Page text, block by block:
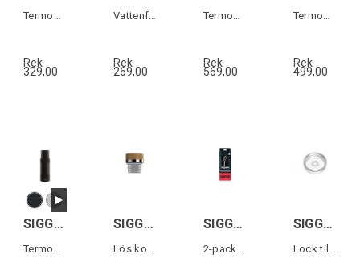
Termos-mugg i rostfritt stål
Rek
329,00
Vattenflaska i aluminium
Rek
269,00
Termos i rostfritt stål
Rek
569,00
Termos i rostfritt stål
Rek
499,00
SIGG ALPINE STAR 0,5L SIGG SCREW TOP MERIDIAN SIGG STAINLESS STEEL STRAW SET 2-p SIGG HELIA TOP Transparent